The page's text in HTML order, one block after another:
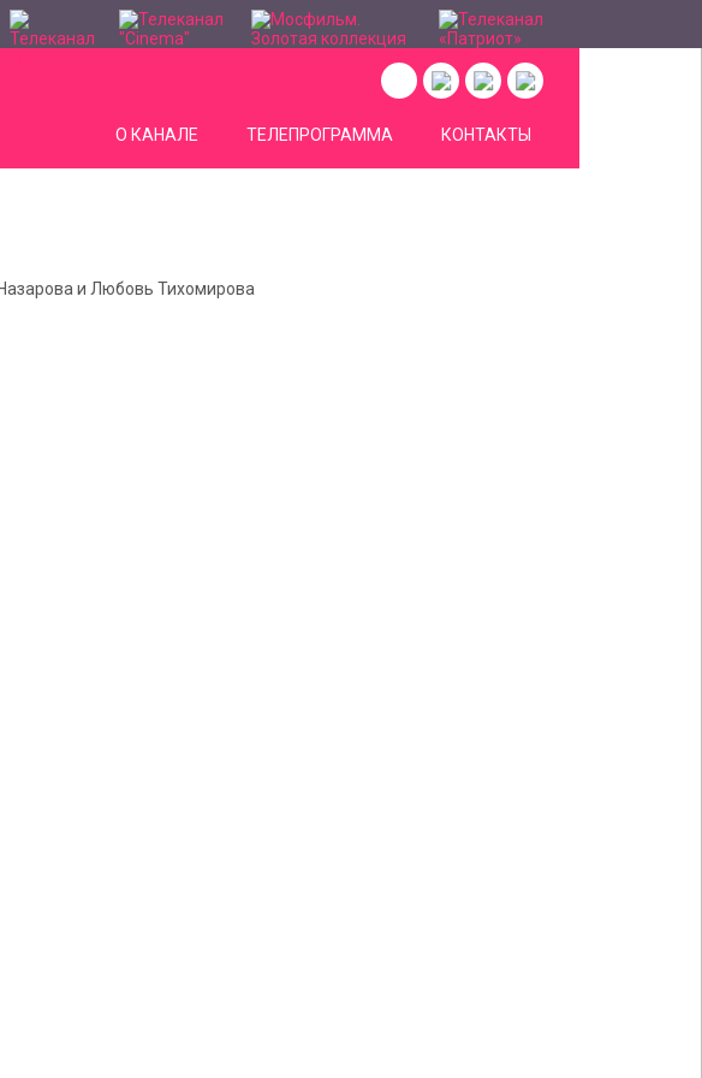
О КАНАЛЕ ТЕЛЕПРОГРАММА КОНТАКТЫ
и Любовь Тихомирова